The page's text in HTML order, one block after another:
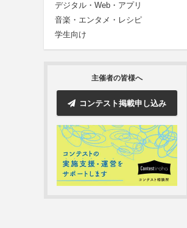
デジタル・Web・アプリ
音楽・エンタメ・レシピ
学生向け
主催者の皆様へ
コンテスト掲載申し込み